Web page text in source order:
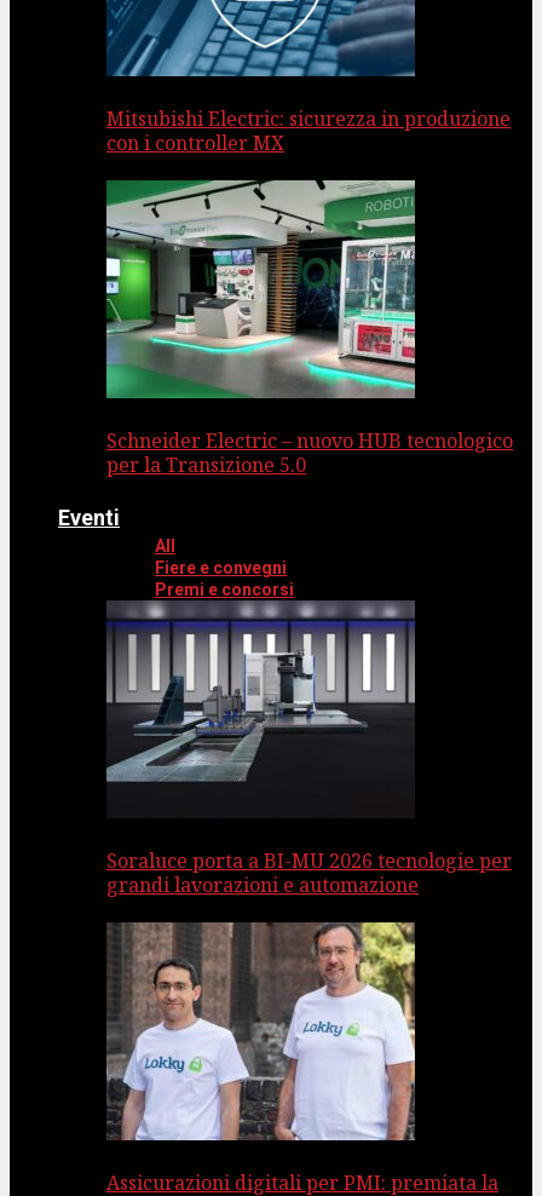
Mitsubishi Electric: sicurezza in produzione
con i controller MX
Schneider Electric – nuovo HUB tecnologico
per la Transizione 5.0
Eventi
All
Fiere e convegni
Premi e concorsi
Soraluce porta a BI-MU 2026 tecnologie per
grandi lavorazioni e automazione
Assicurazioni digitali per PMI: premiata la